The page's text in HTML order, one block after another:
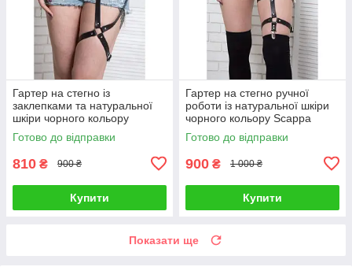
Гартер на стегно із
заклепками та натуральної
шкіри чорного кольору
Scappa Розміри: S-M-L-XL
Talla
Готово до відправки
810 ₴ 900 ₴
Купити
Гартер на стегно ручної
роботи із натуральної шкіри
чорного кольору Scappa
Розміри: S-M-L-XL Talla
Готово до відправки
900 ₴ 1 000 ₴
Купити
Показати ще